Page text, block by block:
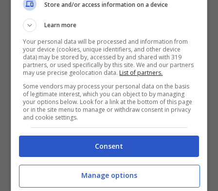
LEGGI ANCHE:Bonus Nido 2022: le istruzioni per
richiederlo in un tutorial semplice dell’INPS
Cosa succede alla psiche di
bambini e minori?
I due anni di pandemia, ad ampio raggio, hanno
toccato lapsiche di bambini e minori che si sono
visti sottratti all’improvviso ogni libertà e la
possibilità di vivere quotidianamente con i propri
coetanei, costretti a relazionarsi attraverso uno
schermo con gli amici e anche con gli insegnanti.
Un momento davvero difficile della loro vita che
verrà inevitabilmente segnata.
Store and/or access information on a device
Learn more
Your personal data will be processed and information from
your device (cookies, unique identifiers, and other device
data) may be stored by, accessed by and shared with 319
partners, or used specifically by this site. We and our partners
may use precise geolocation data. List of partners.
Some vendors may process your personal data on the basis
of legitimate interest, which you can object to by managing
your options below. Look for a link at the bottom of this page
or in the site menu to manage or withdraw consent in privacy
and cookie settings.
Consent
Manage options